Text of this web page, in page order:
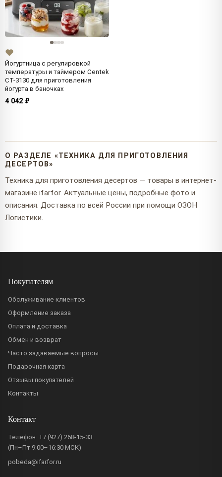
Йогуртница с регулировкой
температуры и таймером Centek
CT-3130 для приготовления
йогурта в баночках
4 042 ₽
О РАЗДЕЛЕ «ТЕХНИКА ДЛЯ ПРИГОТОВЛЕНИЯ
ДЕСЕРТОВ»
Техника для приготовления десертов — товары в интернет-
магазине ifarfor. Актуальные цены, подробные фото и
описания. Доставка по всей России при помощи ОЗОН
Логистики.
Покупателям
Обслуживание клиентов
Оформление заказа
Оплата и доставка
Обмен и возврат
Часто задаваемые вопросы
Подарочная карта
Отзывы покупателей
Контакты
Контакт
Телефон: +7 (927) 268-15-33
(Пн–Пт 9:00–16:30 МСК)
pobeda@ifarfor.ru